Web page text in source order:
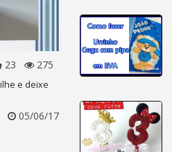
23 275
e deixe
05/06/17